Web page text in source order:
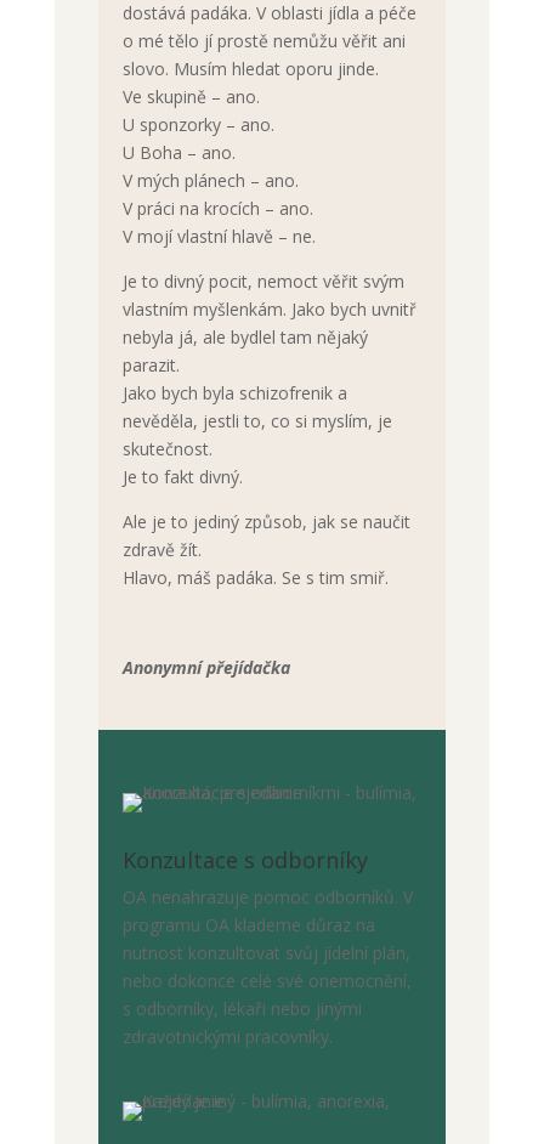
dostává padáka. V oblasti jídla a péče
o mé tělo jí prostě nemůžu věřit ani
slovo. Musím hledat oporu jinde.
Ve skupině – ano.
U sponzorky – ano.
U Boha – ano.
V mých plánech – ano.
V práci na krocích – ano.
V mojí vlastní hlavě – ne.
Je to divný pocit, nemoct věřit svým
vlastním myšlenkám. Jako bych uvnitř
nebyla já, ale bydlel tam nějaký
parazit.
Jako bych byla schizofrenik a
nevěděla, jestli to, co si myslím, je
skutečnost.
Je to fakt divný.
Ale je to jediný způsob, jak se naučit
zdravě žít.
Hlavo, máš padáka. Se s tim smiř.
Anonymní přejídačka
Konzultace s odborníky
OA nenahrazuje pomoc odborníků. V
programu OA klademe důraz na
nutnost konzultovat svůj jídelní plán,
nebo dokonce celé své onemocnění,
s odborníky, lékaři nebo jinými
zdravotnickými pracovníky.